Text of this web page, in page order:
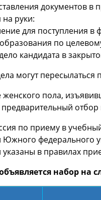
документов
руки:
для поступления
по
кандидата в
могут пересылаться
женского пола,
предварительный
по приему в
федерального
указаны в правилах
объявляется набор